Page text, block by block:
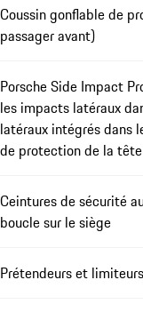
Coussin gonflable de
passager avant)
Porsche Side Impact
les impacts latéraux
latéraux intégrés dans
de protection de la
Ceintures de sécurité
boucle sur le siège
Prétendeurs et